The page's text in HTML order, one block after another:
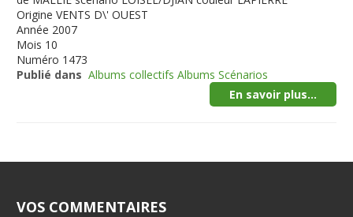
Origine VENTS D\' OUEST
Année 2007
Mois 10
Numéro 1473
Publié dans Albums collectifs Albums Scénarios
En savoir plus...
VOS COMMENTAIRES